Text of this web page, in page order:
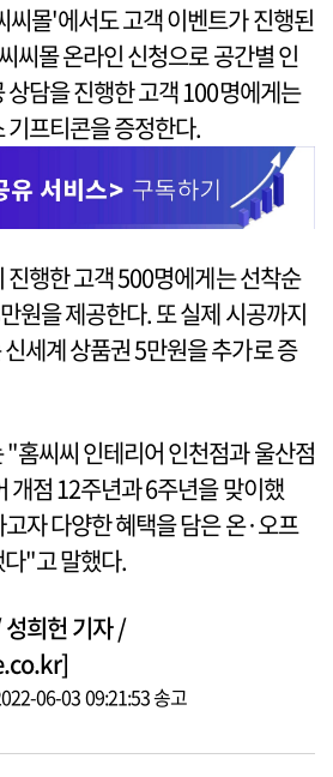
씨몰'에서도 고객 이벤트가 진행된
씨몰 온라인 신청으로 공간별 인
상담을 진행한 고객 100명에게는
기프티콘을 증정한다.
진행한 고객 500명에게는 선착순
원을 제공한다. 또 실제 시공까지
세계 상품권 5만원을 추가로 증
홈씨씨 인테리어 인천점과 울산점
개점 12주년과 6주년을 맞이했
자 다양한 혜택을 담은 온·오프
"고 말했다.
희헌 기자 /
06-03 09:21:53 송고